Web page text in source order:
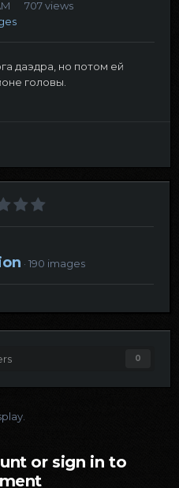
707 views
даэдра, но потом ей
головы.
· 190 images
0
or sign in to